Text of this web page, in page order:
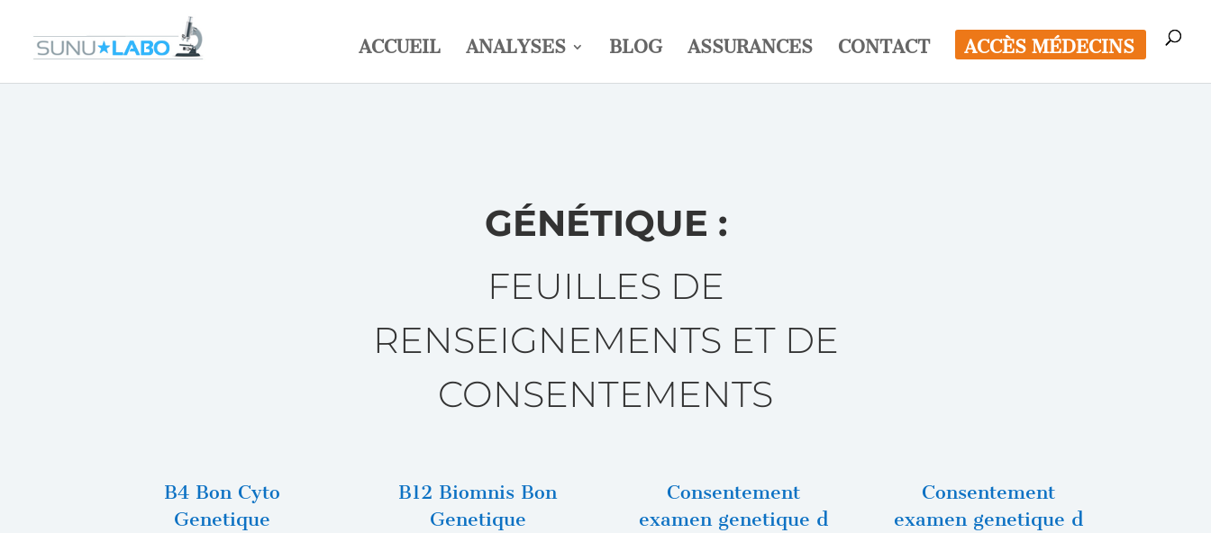
ACCUEIL ANALYSES BLOG ASSURANCES CONTACT ACCÈS MÉDECINS
GÉNÉTIQUE :
FEUILLES DE
RENSEIGNEMENTS ET DE
CONSENTEMENTS
B4 Bon Cyto
Genetique
B12 Biomnis Bon
Genetique
Consentement
examen genetique d
Consentement
examen genetique d